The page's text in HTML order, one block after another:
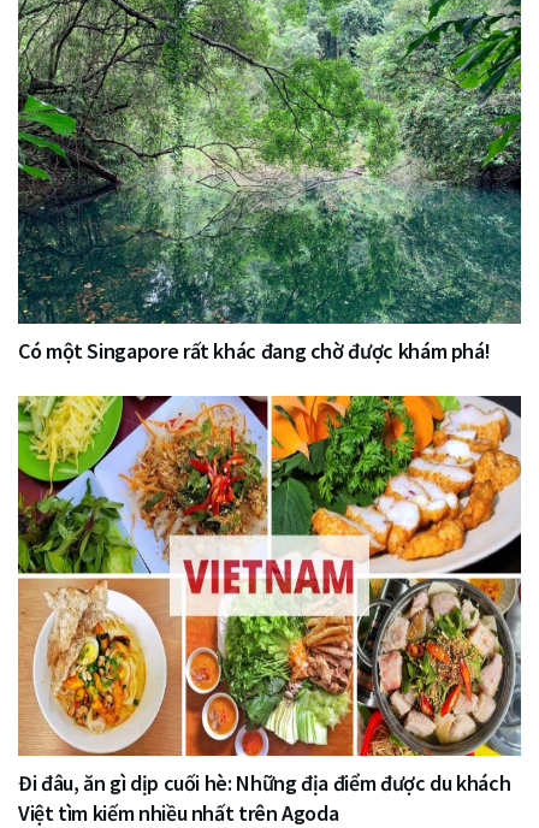
Có một Singapore rất khác đang chờ được khám phá!
Đi đâu, ăn gì dịp cuối hè: Những địa điểm được du khách
Việt tìm kiếm nhiều nhất trên Agoda